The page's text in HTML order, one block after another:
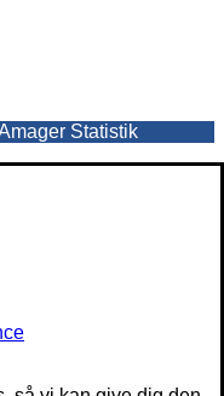
Statistik